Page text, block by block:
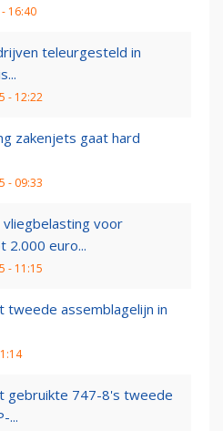
16:40
teleurgesteld in
- 12:22
zakenjets gaat hard
- 09:33
vliegbelasting voor
2.000 euro...
- 11:15
tweede assemblagelijn in
gebruikte 747-8's tweede
...